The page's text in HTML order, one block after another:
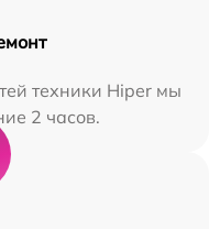
техники Hiper мы
2 часов.